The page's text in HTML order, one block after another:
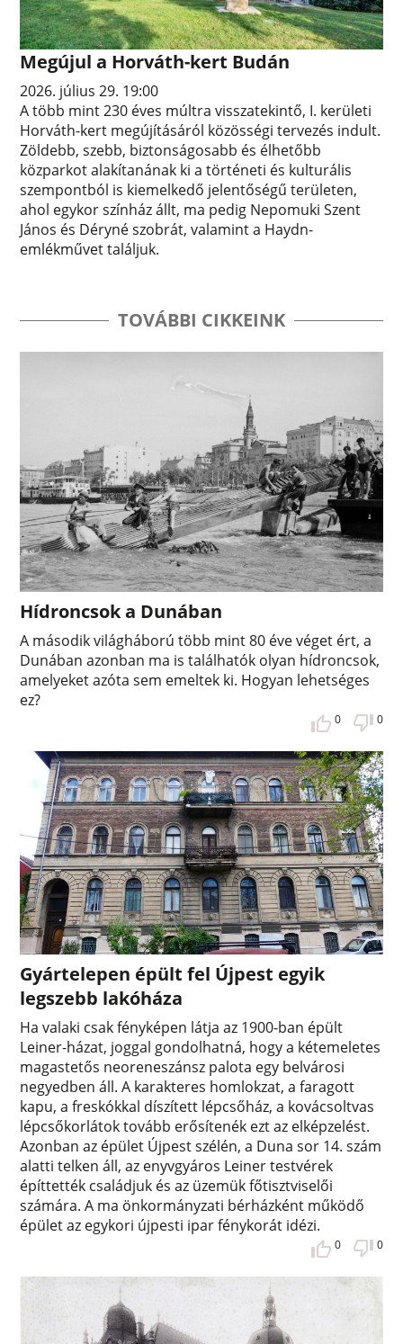
Megújul a Horváth-kert Budán
2026. július 29. 19:00
A több mint 230 éves múltra visszatekintő, I. kerületi
Horváth-kert megújításáról közösségi tervezés indult.
Zöldebb, szebb, biztonságosabb és élhetőbb
közparkot alakítanának ki a történeti és kulturális
szempontból is kiemelkedő jelentőségű területen,
ahol egykor színház állt, ma pedig Nepomuki Szent
János és Déryné szobrát, valamint a Haydn-
emlékművet találjuk.
TOVÁBBI CIKKEINK
Hídroncsok a Dunában
A második világháború több mint 80 éve véget ért, a
Dunában azonban ma is találhatók olyan hídroncsok,
amelyeket azóta sem emeltek ki. Hogyan lehetséges
ez?
0 0
Gyártelepen épült fel Újpest egyik
legszebb lakóháza
Ha valaki csak fényképen látja az 1900-ban épült
Leiner-házat, joggal gondolhatná, hogy a kétemeletes
magastetős neoreneszánsz palota egy belvárosi
negyedben áll. A karakteres homlokzat, a faragott
kapu, a freskókkal díszített lépcsőház, a kovácsoltvas
lépcsőkorlátok tovább erősítenék ezt az elképzelést.
Azonban az épület Újpest szélén, a Duna sor 14. szám
alatti telken áll, az enyvgyáros Leiner testvérek
építtették családjuk és az üzemük főtisztviselői
számára. A ma önkormányzati bérházként működő
épület az egykori újpesti ipar fénykorát idézi.
0 0